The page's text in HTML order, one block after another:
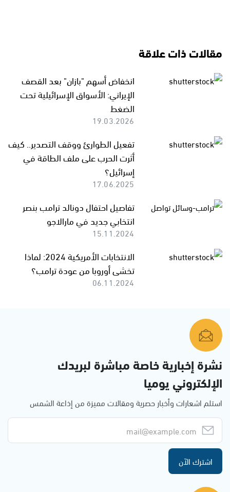
مقالات ذات علاقة
انخفاض أسهم "بازان" بعد القصف
الإيراني: الأسواق الإسرائيلية تحت
الضغط
19.03.2026
تفعيل الطوارئ ووقف التصدير.. كيف
أثرت الحرب على ملف الطاقة في
إسرائيل؟
17.06.2025
تفاصيل احتفال دونالد ترامب بنصر
انتخابي جديد في مارالاجو
15.11.2024
الانتخابات الأمريكية 2024: لماذا
تخشى أوروبا من عودة ترامب؟
06.11.2024
نشرة إخبارية خاصة مباشرة لبريدك
الإلكتروني يوميا
استلم اشعارات وأخبار حصرية ومقالات مميزة من إذاعة الشمس
اشترك الآن